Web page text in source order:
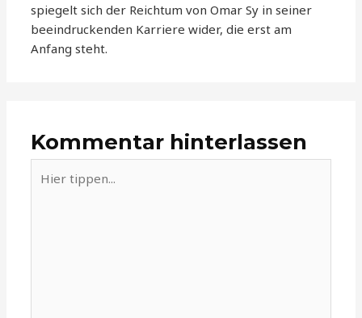
spiegelt sich der Reichtum von Omar Sy in seiner
beeindruckenden Karriere wider, die erst am
Anfang steht.
Kommentar hinterlassen
tippen...